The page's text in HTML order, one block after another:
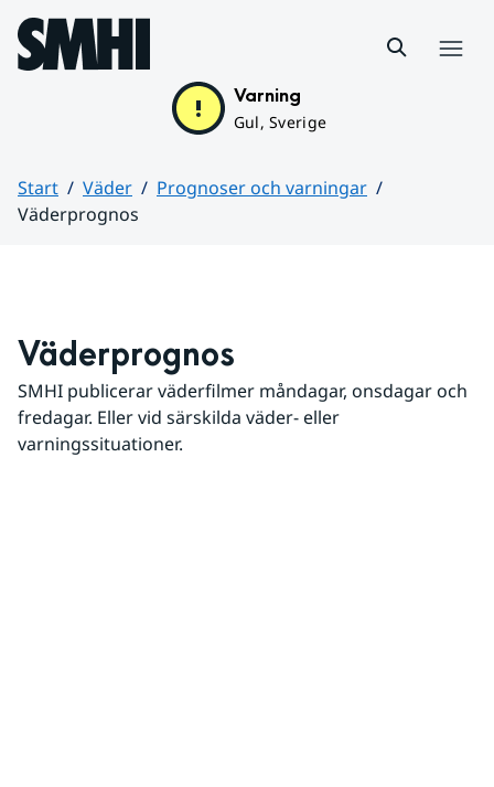
Hoppa till sidans innehåll
Varning
Gul, Sverige
Start Väder
Prognoser och varningar
Väderprognos
Väderprognos
SMHI publicerar väderfilmer måndagar, onsdagar och
fredagar. Eller vid särskilda väder- eller
varningssituationer.